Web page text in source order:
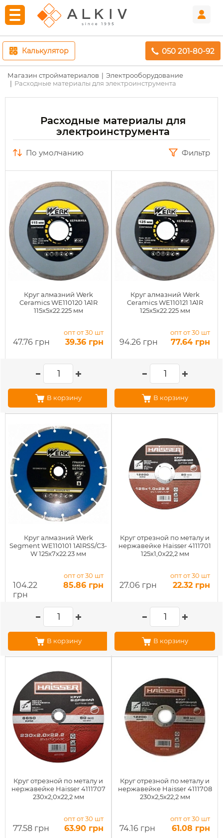
Калькулятор 050 201-80-92
Магазин стройматериалов
Электрооборудование
Расходные материалы для электроинструмента
Расходные материалы для
электроинструмента
по умолчанию Фильтр
Круг алмазний Werk
Ceramics WE110120 1A1R
115x5x22.225 мм
47.76 грн
опт от 30 шт
39.36 грн
В корзину
Круг алмазний Werk
Ceramics WE110121 1A1R
125x5x22.225 мм
94.26 грн
опт от 30 шт
77.64 грн
В корзину
Круг алмазний Werk
Segment WE110101 1A1RSS/C3-
W 125x7x22.23 мм
104.22
грн
опт от 30 шт
85.86 грн
В корзину
Круг отрезной по металу и
нержавейке Haisser 4111701
125х1,0х22,2 мм
27.06 грн
опт от 30 шт
22.32 грн
В корзину
Круг отрезной по металу и
нержавейке Haisser 4111707
230х2,0х22,2 мм
77.58 грн
опт от 30 шт
63.90 грн
Круг отрезной по металу и
нержавейке Haisser 4111708
230х2,5х22,2 мм
74.16 грн
опт от 30 шт
61.08 грн